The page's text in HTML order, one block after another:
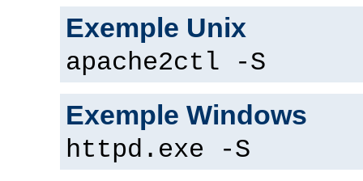
Exemple Unix
apache2ctl -S
Exemple Windows
httpd.exe -S